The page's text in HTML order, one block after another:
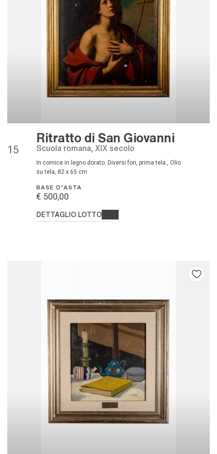
15
Ritratto di San Giovanni
Scuola romana, XIX secolo
in cornice in legno dorato. Diversi fori, prima tela., Olio
su tela, 82 x 65 cm
BASE D'ASTA
€ 500,00
DETTAGLIO LOTTO